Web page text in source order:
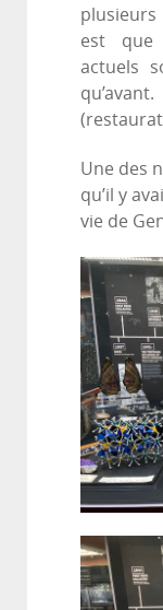
est que
actuels
Une des
qu’il y
vie de